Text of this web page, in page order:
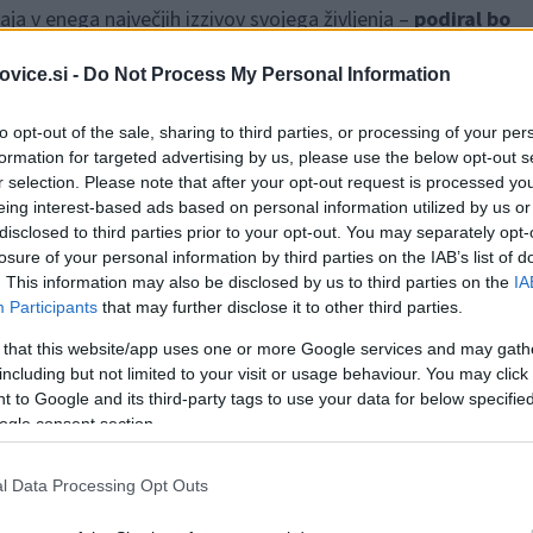
- Do Not Process My Personal Information
opt-out of the sale, sharing to third parties, or processing of your
for targeted advertising by us, please use the below opt-out
selection. Please note that after your opt-out request is processed
interest-based ads based on personal information utilized by us
to third parties prior to your opt-out. You may separately
of your personal information by third parties on the IAB’s list of
This information may also be disclosed by us to third parties on the
Participants that may further disclose it to other third parties.
that this website/app uses one or more Google services and may
but not limited to your visit or usage behaviour. You may
to Google and its third-party tags to use your data for below
consent section.
Data Processing Opt Outs
v enega največjih izzivov svojega življenja – podiral bo
urah.
noč, ampak je zorela kar nekaj časa in končno je tukaj
maraton v izdelovanju šopkov.
2025, s pričetkom ob 8. uri, v prostorih MKC
vzpodbujat, navijat in na koncu tudi kupiti šopke, saj gre
podvig pripravlja tako fizično kot psihično. Ker pa je